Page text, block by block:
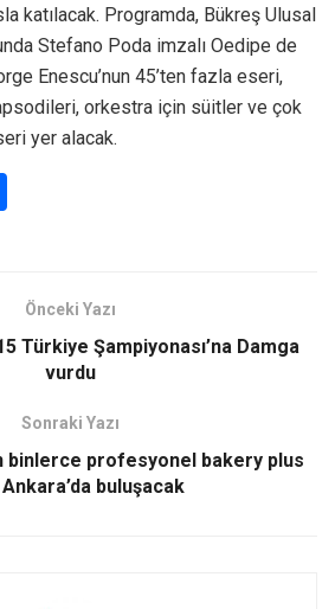
katılacak. Programda, Bükreş Ulusal
Stefano Poda imzalı Oedipe de
Enescu’nun 45’ten fazla eseri,
orkestra için süitler ve çok
yer alacak.
Önceki Yazı
Türkiye Şampiyonası’na Damga
vurdu
Sonraki Yazı
binlerce profesyonel bakery plus
buluşacak